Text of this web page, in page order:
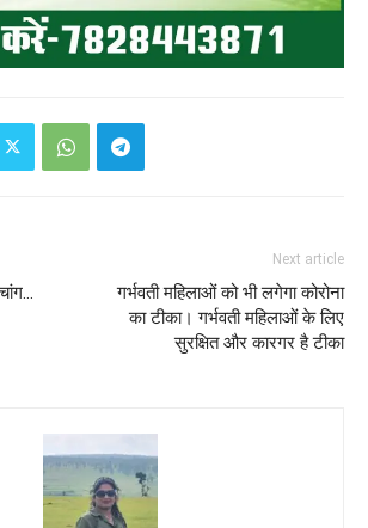
Next article
गर्भवती महिलाओं को भी लगेगा कोरोना
का टीका। गर्भवती महिलाओं के लिए
सुरक्षित और कारगर है टीका